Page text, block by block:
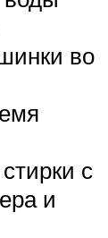
во
с
и